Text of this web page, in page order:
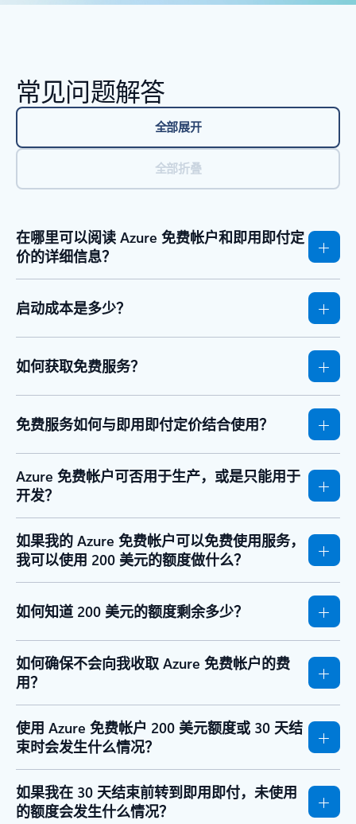
常见问题解答
全部展开
全部折叠
在哪里可以阅读 Azure 免费帐户和即用即付定
价的详细信息？
启动成本是多少？
如何获取免费服务？
免费服务如何与即用即付定价结合使用？
Azure 免费帐户可否用于生产，或是只能用于
开发？
如果我的 Azure 免费帐户可以免费使用服务，
我可以使用 200 美元的额度做什么？
如何知道 200 美元的额度剩余多少？
如何确保不会向我收取 Azure 免费帐户的费
用？
使用 Azure 免费帐户 200 美元额度或 30 天结
束时会发生什么情况？
如果我在 30 天结束前转到即用即付，未使用
的额度会发生什么情况？